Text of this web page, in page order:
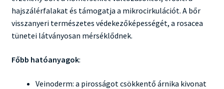
hajszálérfalakat és támogatja a mikrocirkulációt. A bőr
visszanyeri természetes védekezőképességét, a rosacea
tünetei látványosan mérséklődnek.
Főbb hatóanyagok:
Veinoderm: a pirosságot csökkentő árnika kivonat